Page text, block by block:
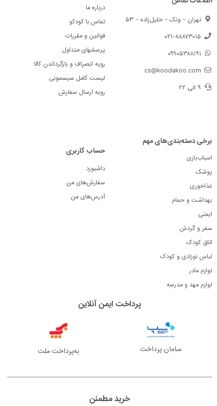
تهران - ونک - خلیل‌زاده - ۵۳
۰۲۱-۸۸۸۷۳۰۱۵
۰۹۹۰۵۳۸۸۱۹۱
cs@koodakoo.com
۹ الی ۲۲
درباره ما
تماس با کودکو
قوانین و مقررات
پرسشهای متداول
رویه انصراف و بازگرداندن کالا
لیست کامل سیسمونی
رویه ارسال سفارش
برخی دسته‌بندی‌های مهم
اسباب‌بازی
پوشک
غذاخوری
بهداشت و حمام
ایمنی
سفر و گردش
اتاق کودک
لباس نوزادی و کودک
لوازم مادر
لوازم مهد و مدرسه
حساب کاربری
داشبورد
سفارش‌های من
آدرس‌های من
پرداخت ایمن آنلاین
سامان پرداخت به‌پرداخت ملت
خرید مطمئن